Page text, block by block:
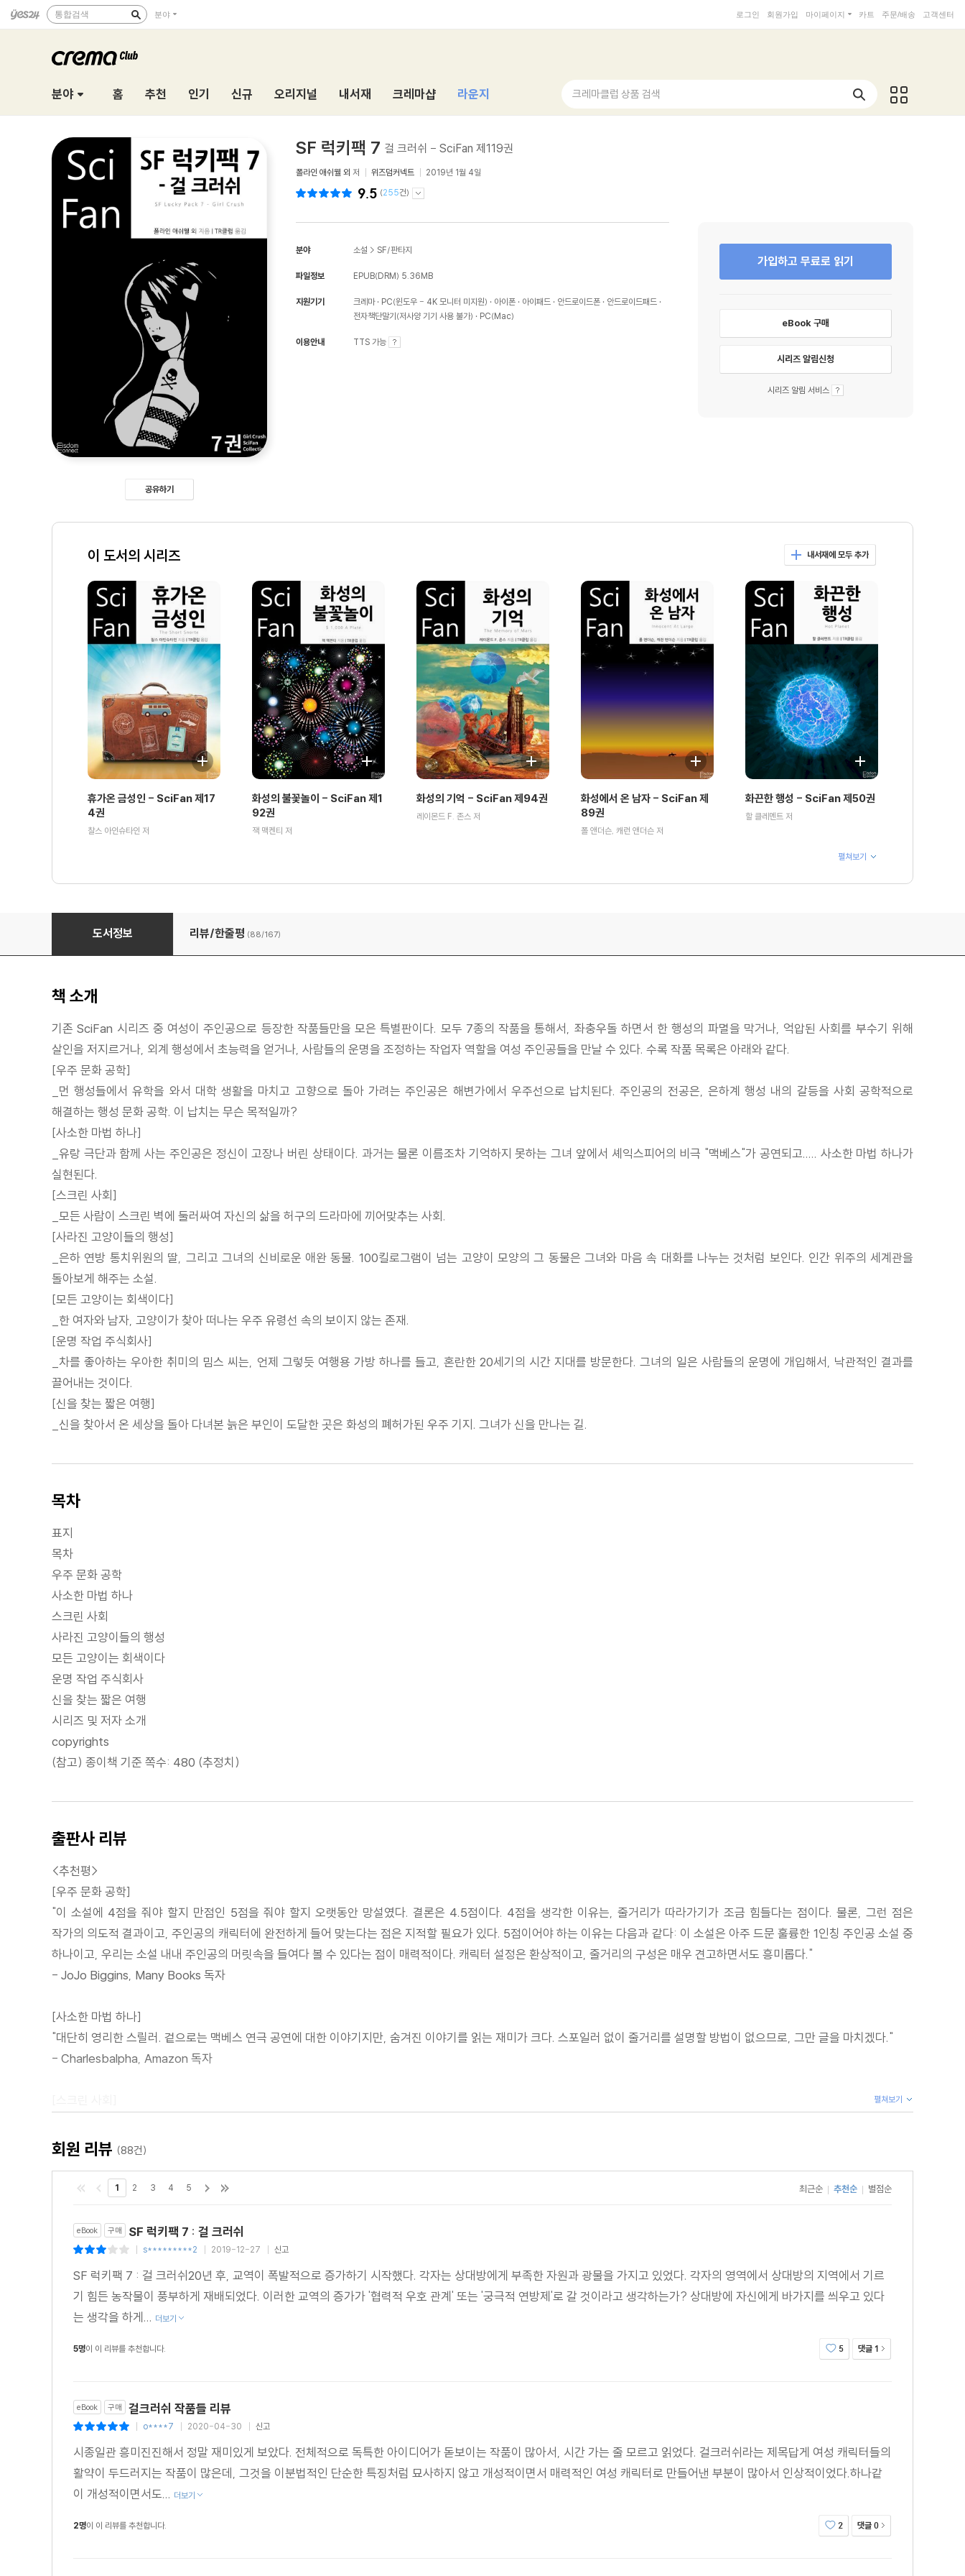
통합검색 분야 로그인 회원가입 마이페이지 카트 주문/배송 고객센터
분야 홈 추천 인기 신규 오리지널 내서재 크레마샵 라운지 크레마클럽 상품 검색
공유하기
SF 럭키팩 7 걸 크러쉬 - SciFan 제119권
폴라인 애쉬웰 외 저 위즈덤커넥트 2019년 1월 4일
9.5 (255건)
분야 소설 > SF/판타지
파일정보 EPUB(DRM) 5.36MB
지원기기 크레마 PC(윈도우 - 4K 모니터 미지원) 아이폰 아이패드 안드로이드폰
안드로이드패드
전자책단말기(저사양 기기 사용 불가)
PC(Mac)
이용안내 TTS 가능
가입하고 무료로 읽기
eBook 구매
시리즈 알림신청
시리즈 알림 서비스
이 도서의 시리즈 내서재에 모두 추가
휴가온 금성인 - SciFan 제17
4권
찰스 아인슈타인 저
화성의 불꽃놀이 - SciFan 제1
92권
잭 맥켄티 저
화성의 기억 - SciFan 제94권
레이몬드 F. 존스 저
화성에서 온 남자 - SciFan 제
89권
폴 앤더슨, 캐런 앤더슨 저
화끈한 행성 - SciFan 제50권
할 클레멘트 저
펼쳐보기
SF 럭키팩 7도서정보 리뷰/한줄평 (88/167)
책 소개
기존 SciFan 시리즈 중 여성이 주인공으로 등장한 작품들만을 모은 특별판이다. 모두 7종의 작품을 통해서, 좌충우돌 하면서 한 행성의 파멸을 막거나, 억압된 사회를 부수기 위해
살인을 저지르거나, 외계 행성에서 초능력을 얻거나, 사람들의 운명을 조정하는 작업자 역할을 여성 주인공들을 만날 수 있다. 수록 작품 목록은 아래와 같다.
[우주 문화 공학]
_먼 행성들에서 유학을 와서 대학 생활을 마치고 고향으로 돌아 가려는 주인공은 해변가에서 우주선으로 납치된다. 주인공의 전공은, 은하계 행성 내의 갈등을 사회 공학적으로
해결하는 행성 문화 공학. 이 납치는 무슨 목적일까?
[사소한 마법 하나]
_유랑 극단과 함께 사는 주인공은 정신이 고장나 버린 상태이다. 과거는 물론 이름조차 기억하지 못하는 그녀 앞에서 셰익스피어의 비극 "맥베스"가 공연되고..... 사소한 마법 하나가
실현된다.
[스크린 사회]
_모든 사람이 스크린 벽에 둘러싸여 자신의 삶을 허구의 드라마에 끼어맞추는 사회.
[사라진 고양이들의 행성]
_은하 연방 통치위원의 딸, 그리고 그녀의 신비로운 애완 동물. 100킬로그램이 넘는 고양이 모양의 그 동물은 그녀와 마음 속 대화를 나누는 것처럼 보인다. 인간 위주의 세계관을
돌아보게 해주는 소설.
[모든 고양이는 회색이다]
_한 여자와 남자, 고양이가 찾아 떠나는 우주 유령선 속의 보이지 않는 존재.
[운명 작업 주식회사]
_차를 좋아하는 우아한 취미의 밈스 씨는, 언제 그렇듯 여행용 가방 하나를 들고, 혼란한 20세기의 시간 지대를 방문한다. 그녀의 일은 사람들의 운명에 개입해서, 낙관적인 결과를
끌어내는 것이다.
[신을 찾는 짧은 여행]
_신을 찾아서 온 세상을 돌아 다녀본 늙은 부인이 도달한 곳은 화성의 폐허가된 우주 기지. 그녀가 신을 만나는 길.
목차
표지
목차
우주 문화 공학
사소한 마법 하나
스크린 사회
사라진 고양이들의 행성
모든 고양이는 회색이다
운명 작업 주식회사
신을 찾는 짧은 여행
시리즈 및 저자 소개
copyrights
(참고) 종이책 기준 쪽수: 480 (추정치)
출판사 리뷰
<추천평>
[우주 문화 공학]
"이 소설에 4점을 줘야 할지 만점인 5점을 줘야 할지 오랫동안 망설였다. 결론은 4.5점이다. 4점을 생각한 이유는, 줄거리가 따라가기가 조금 힘들다는 점이다. 물론, 그런 점은
작가의 의도적 결과이고, 주인공의 캐릭터에 완전하게 들어 맞는다는 점은 지적할 필요가 있다. 5점이어야 하는 이유는 다음과 같다: 이 소설은 아주 드문 훌륭한 1인칭 주인공 소설 중
하나이고, 우리는 소설 내내 주인공의 머릿속을 들여다 볼 수 있다는 점이 매력적이다. 캐릭터 설정은 환상적이고, 줄거리의 구성은 매우 견고하면서도 흥미롭다."
- JoJo Biggins, Many Books 독자
[사소한 마법 하나]
"대단히 영리한 스릴러. 겉으로는 맥베스 연극 공연에 대한 이야기지만, 숨겨진 이야기를 읽는 재미가 크다. 스포일러 없이 줄거리를 설명할 방법이 없으므로, 그만 글을 마치겠다."
- Charlesbalpha, Amazon 독자
- Dani Zweig, SF 전문 서평가
[사라진 고양이들의 행성]
이야기로도 읽을 수 있다. 나는 특히 위의 두 가지 해석이 둘다 가능하다는 것을 좋아한다."
- wiredweired, Amazon 독자
[모든 고양이는 회색이다]
"여성 작가가 쓴 것이 분명한 단편 소설. 매운 설득력 있는 여자 주인공의 역할이 빛난다. 모든 등장 인물들 (심지어는 '고양이'를 포함해서)의 잘 짜인 구조, 간명한 플롯과 어울려서
- Paulo Respighi 님 리뷰, ManyBooks
"정말 괜찮은 소설이다. 짧은 작품이지만, 로봇과 시간 여행, 아이 돌보기 등 많은 것들이 들어있다."
- Marts (Thinker), Goodreads 독자
[신을 찾는 짧은 여행]
"브래드버리는 굉장한 걸작들을 많이 썼기 때문에, 대개 훌륭한 작품 중 많은 것들이 무시되고는 한다. (중략) 브래드버리의 작품 중 이런 단편은 대부분 감성적인 부분에 무게를 싣고,
펼쳐보기
회원 리뷰 (88건)
1 2 3 4 5 최근순 | 추천순 | 별점순
eBook 구매 SF 럭키팩 7 : 걸 크러쉬
s*********2 2019-12-27 신고
SF 럭키팩 7 : 걸 크러쉬20년 후, 교역이 폭발적으로 증가하기 시작했다. 각자는 상대방에게 부족한 자원과 광물을 가지고 있었다. 각자의 영역에서 상대방의 지역에서 기르
기 힘든 농작물이 풍부하게 재배되었다. 이러한 교역의 증가가 '협력적 우호 관계' 또는 '궁극적 연방제'로 갈 것이라고 생각하는가? 상대방에 자신에게 바가지를 씌우고 있다
는 생각을 하게... 더보기
5명이 이 리뷰를 추천합니다. 5 댓글 1
eBook 구매 걸크러쉬 작품들 리뷰
o****7 2020-04-30 신고
시종일관 흥미진진해서 정말 재미있게 보았다. 전체적으로 독특한 아이디어가 돋보이는 작품이 많아서, 시간 가는 줄 모르고 읽었다. 걸크러쉬라는 제목답게 여성 캐릭터들의
활약이 두드러지는 작품이 많은데, 그것을 이분법적인 단순한 특징처럼 묘사하지 않고 개성적이면서 매력적인 여성 캐릭터로 만들어낸 부분이 많아서 인상적이었다.하나같
이 개성적이면서도... 더보기
2명이 이 리뷰를 추천합니다. 2 댓글 0